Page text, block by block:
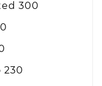
300
230